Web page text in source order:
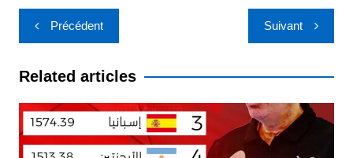
Navigation
de
l’article
Précédent Suivant
Related articles